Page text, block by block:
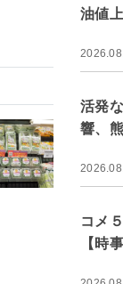
油値
活発
響、
コメ
【時